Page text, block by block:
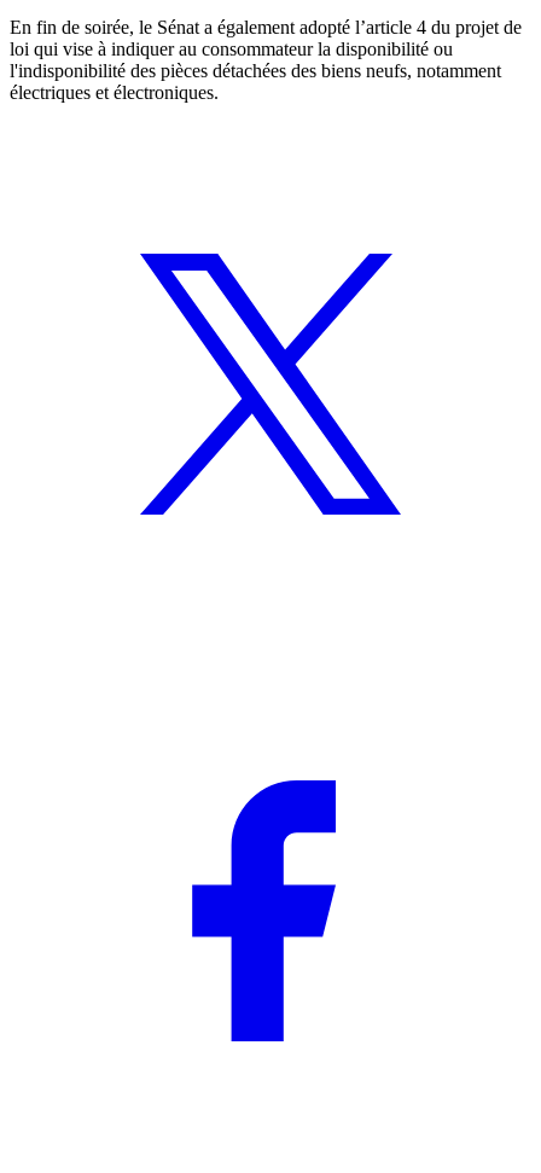
En fin de soirée, le Sénat a également adopté l’article 4 du projet de
loi qui vise à indiquer au consommateur la disponibilité ou
l'indisponibilité des pièces détachées des biens neufs, notamment
électriques et électroniques.